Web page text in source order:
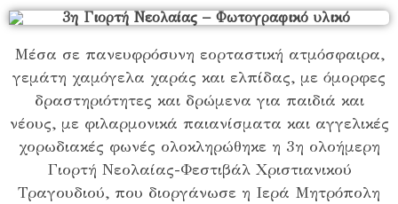
Μέσα σε πανευφρόσυνη εορταστική ατμόσφαιρα,
γεμάτη χαμόγελα χαράς και ελπίδας, με όμορφες
δραστηριότητες και δρώμενα για παιδιά και
νέους, με φιλαρμονικά παιανίσματα και αγγελικές
χορωδιακές φωνές ολοκληρώθηκε η 3η ολοήμερη
Γιορτή Νεολαίας-Φεστιβάλ Χριστιανικού
Τραγουδιού, που διοργάνωσε η Ιερά Μητρόπολη